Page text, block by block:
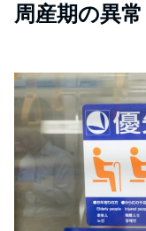
周産期の異